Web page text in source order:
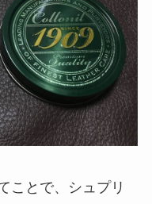
ことで、シュプリ